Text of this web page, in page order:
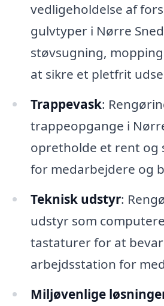
vedligeholdelse af
gulvtyper i Nørre
støvsugning,
at sikre et pletfrit
Trappevask:
trappeopgange i
opretholde et rent og
for medarbejdere og
Teknisk udstyr:
udstyr som
tastaturer for at
arbejdsstation for
Miljøvenlige